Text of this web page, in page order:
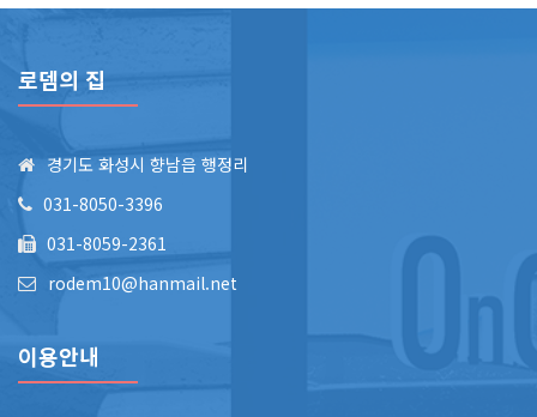
로뎀의 집
경기도 화성시 향남읍 행정리
031-8050-3396
031-8059-2361
rodem10@hanmail.net
이용안내